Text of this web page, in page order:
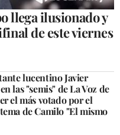
llega ilusionado y
de este viernes
lucentino Javier
las "semis" de La Voz de
el más votado por el
de Camilo "El mismo